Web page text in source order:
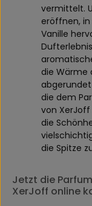
vermittelt.
eröffnen,
Vanille
die Wärme
die dem
von
die
die Spitze
Jetzt die
XerJoff online